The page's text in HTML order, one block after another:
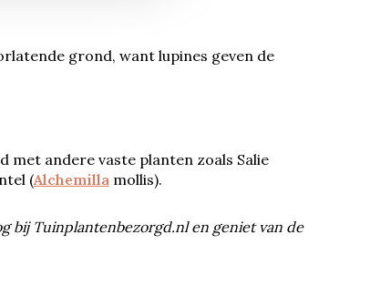
grond, want lupines geven de
met andere vaste planten zoals Salie
(Alchemillamollis).
bij Tuinplantenbezorgd.nl en geniet van de